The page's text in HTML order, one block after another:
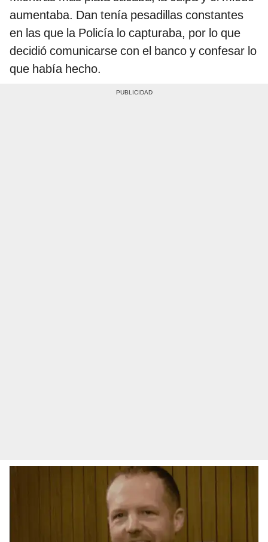
aumentaba. Dan tenía pesadillas constantes
en las que la Policía lo capturaba, por lo que
decidió comunicarse con el banco y confesar lo
que había hecho.